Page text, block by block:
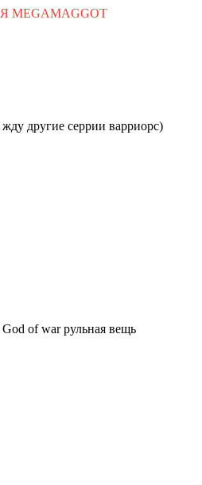
Я MEGAMAGGOT
жду другие серрии варриорс)
God of war рульная вещь